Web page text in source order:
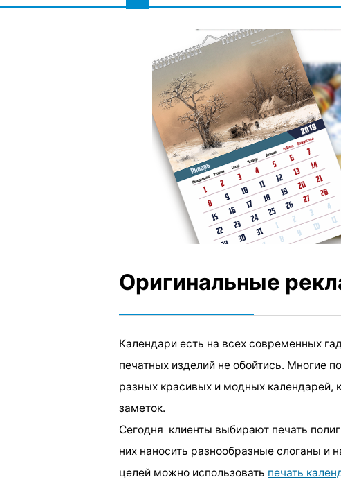
Оригинальные
Календари есть на всех современных
печатных изделий не обойтись. Многие
разных красивых и модных
заметок.
Сегодня клиенты выбирают печать
них наносить разнообразные слоганы и
целей можно использовать печать